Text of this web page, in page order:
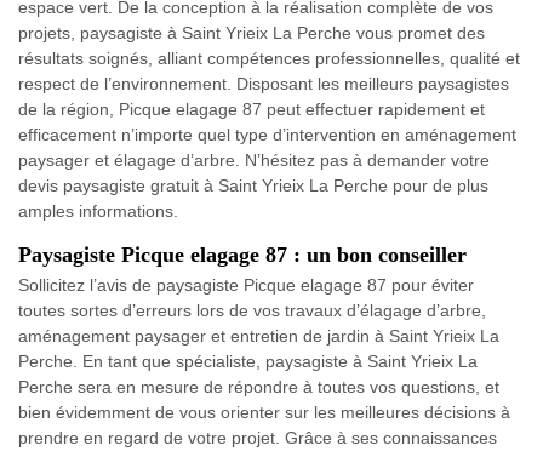
espace vert. De la conception à la réalisation complète de vos
projets, paysagiste à Saint Yrieix La Perche vous promet des
résultats soignés, alliant compétences professionnelles, qualité et
respect de l’environnement. Disposant les meilleurs paysagistes
de la région, Picque elagage 87 peut effectuer rapidement et
efficacement n’importe quel type d’intervention en aménagement
paysager et élagage d’arbre. N’hésitez pas à demander votre
devis paysagiste gratuit à Saint Yrieix La Perche pour de plus
amples informations.
Paysagiste Picque elagage 87 : un bon conseiller
Sollicitez l’avis de paysagiste Picque elagage 87 pour éviter
toutes sortes d’erreurs lors de vos travaux d’élagage d’arbre,
aménagement paysager et entretien de jardin à Saint Yrieix La
Perche. En tant que spécialiste, paysagiste à Saint Yrieix La
Perche sera en mesure de répondre à toutes vos questions, et
bien évidemment de vous orienter sur les meilleures décisions à
prendre en regard de votre projet. Grâce à ses connaissances